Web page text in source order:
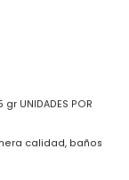
gr UNIDADES POR
calidad, baños